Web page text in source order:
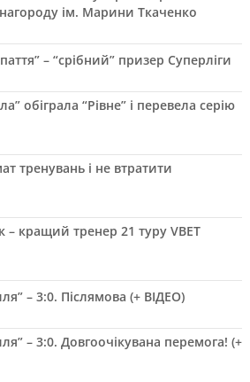
ім. Марини Ткаченко
– “срібний” призер Суперліги
обіграла “Рівне” і перевела серію
тренувань і не втратити
кращий тренер 21 туру VBET
– 3:0. Післямова (+ ВІДЕО)
– 3:0. Довгоочікувана перемога! (+